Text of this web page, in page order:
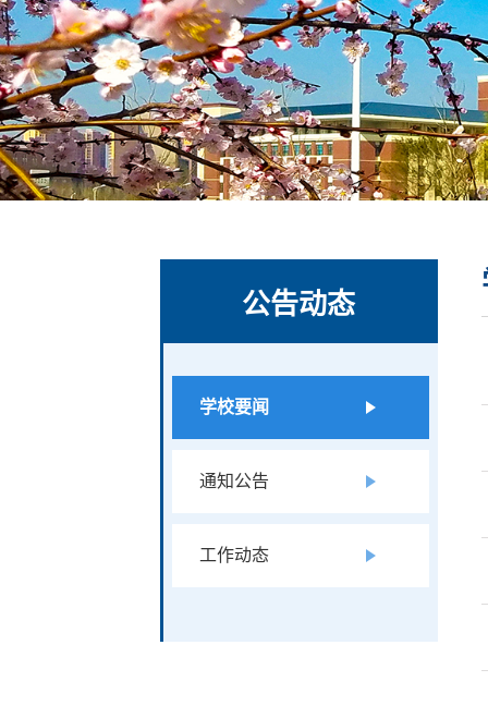
公告动态
学校要闻
通知公告
工作动态